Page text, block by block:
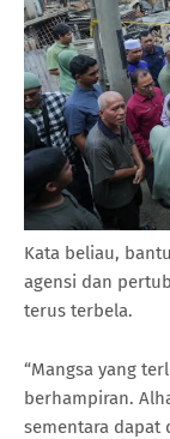
Kata beliau,
agensi dan
terus terbela.
“Mangsa yang
berhampiran.
sementara dapat